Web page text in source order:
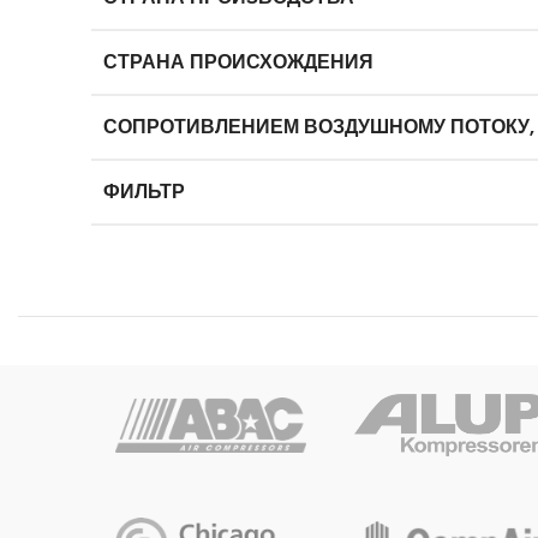
СТРАНА ПРОИСХОЖДЕНИЯ
СОПРОТИВЛЕНИЕМ ВОЗДУШНОМУ ПОТОКУ,
ФИЛЬТР